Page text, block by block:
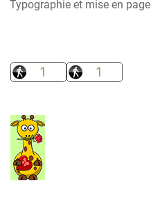
Typographie et mise en page